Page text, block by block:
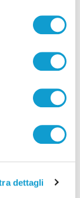
dettagli
Palme
un